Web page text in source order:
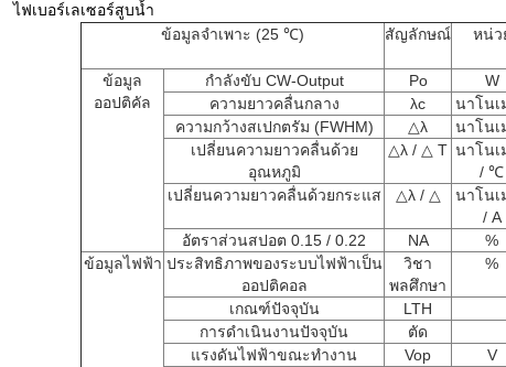
ไฟเบอร์เลเซอร์สูบน้ำ
ข้อมูลจำเพาะ (25 ℃)
สัญลักษณ์ หน่ว
ข้อมูล
ออปติคัล
กำลังขับ CW-Output Po W
ความยาวคลื่นกลาง
λc นาโนเ
ความกว้างสเปกตรัม (FWHM)
△λ นาโนเ
เปลี่ยนความยาวคลื่นด้วย
อุณหภูมิ
△λ / △ T นาโนเ
/ ℃
เปลี่ยนความยาวคลื่นด้วยกระแส △λ / △
นาโนเ
/ A
อัตราส่วนสปอต 0.15 / 0.22 NA %
ข้อมูลไฟฟ้า ประสิทธิภาพของระบบไฟฟ้าเป็น
ออปติคอล
วิชา
พลศึกษา
%
เกณฑ์ปัจจุบัน LTH
การดำเนินงานปัจจุบัน
ตัด
แรงดันไฟฟ้าขณะทำงาน
Vop V